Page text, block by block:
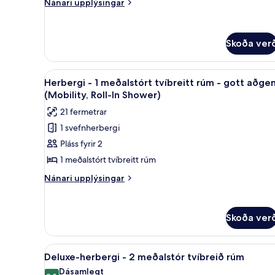
Nánari upplýsingar
1
meðalstórt
tvíbreitt
rúm
Skoða
Skoða
allar
myndir
fyrir
Herbergi
-
1
meðalstórt
gott
aðgengi
(Mobility,
Öryggishólf í herbergi,
5
Herbergi - 1 meðalstórt tvíbreitt rúm - gott
(Mobility, Roll-In Shower)
21 fermetrar
1 svefnherbergi
Pláss fyrir 2
1 meðalstórt tvíbreitt rúm
Nánari upplýsingar
Nánari
1
meðalstórt
tvíbreitt
rúm
Skoða
Skoða
allar
Deluxe-herbergi - 2
5
Deluxe-herbergi - 2 meðalstór tvíbreið rúm
Dásamlegt